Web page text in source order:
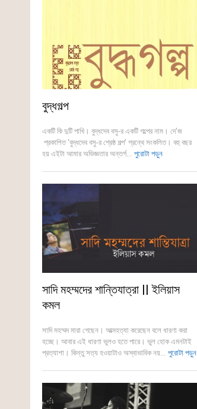
বুদ্ধগল্প
একটি কি দুটি পাখি। বুদ্ধদেব বসু-র একটি গল্পের নাম। দে’জ
প্রকাশিত ‘বুদ্ধদেব বসু-র শ্রেষ্ঠ গল্প’ গ্রন্থে সংকলিত। বহু বছর
হয় এইটা আমার অভিজ্ঞতার অন্তর্গ... পুরোটা পড়ুন
সাদি মহম্মদের শান্তিযাত্রা || ইলিয়াস
কমল
সাদি মহম্মদ মারা গেছেন। আত্মহত্যা করেছেন বলে ধারণা করা
হচ্ছে। আবার এই ধারণা ভুলও হতে পারে। ভুল হোক এমনটাই
প্রত্যাশা। কিন্তু সত্য হওয়াটাও অস্বাভাবিক নয়... পুরোটা পড়ুন